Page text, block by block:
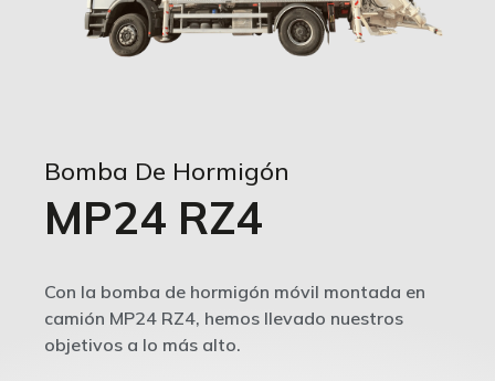
Bomba De Hormigón
MP24 RZ4
Con la bomba de hormigón móvil montada en
camión MP24 RZ4, hemos llevado nuestros
objetivos a lo más alto.